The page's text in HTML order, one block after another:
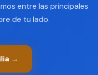
entre las principales
de tu lado.
→